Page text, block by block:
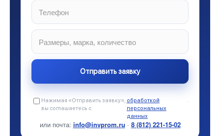
Нажимая «Отправить заявку»,
вы соглашаетесь с
обработкой
персональных
данных
.
или почта: info@invprom.ru · 8 (812) 221-15-02